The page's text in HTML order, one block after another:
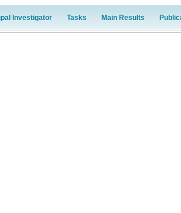
Investigator Tasks Main Results